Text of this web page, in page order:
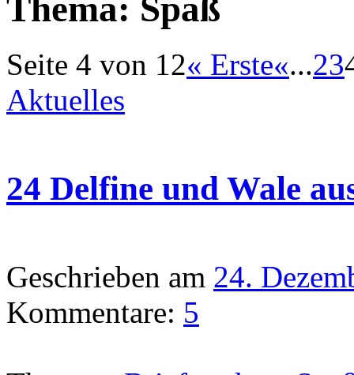
Thema: Spaß
Seite 4 von 12« Erste«...23
Aktuelles
24 Delfine und Wale
Geschrieben am 24.
Kommentare: 5